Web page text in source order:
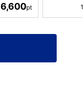
6,600